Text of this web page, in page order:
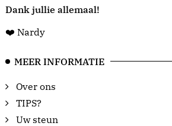
Dank jullie allemaal!
❤️ Nardy
MEER INFORMATIE
Over ons
TIPS?
Uw steun